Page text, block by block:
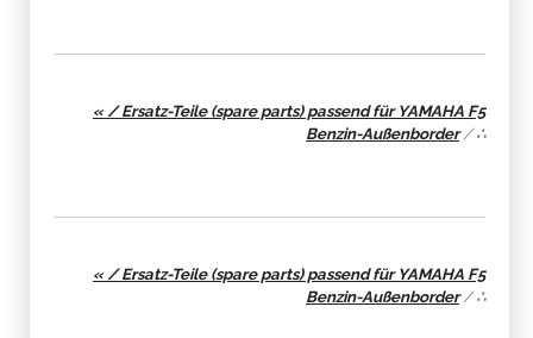
« / Ersatz-Teile (spare parts) passend für YAMAHA F5
Benzin-Außenborder/∴
« / Ersatz-Teile (spare parts) passend für YAMAHA F5
Benzin-Außenborder/∴